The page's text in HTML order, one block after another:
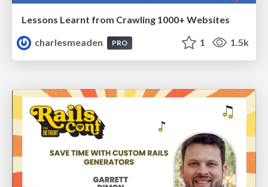
Lessons Learnt from Crawling 1000+ Websites
charlesmeaden
PRO 1 1.5k